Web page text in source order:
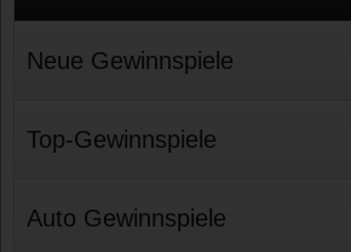
Neue Gewinnspiele
Top-Gewinnspiele
Auto Gewinnspiele